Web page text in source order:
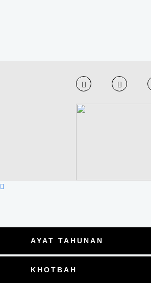
AYAT TAHUNAN
KHOTBAH